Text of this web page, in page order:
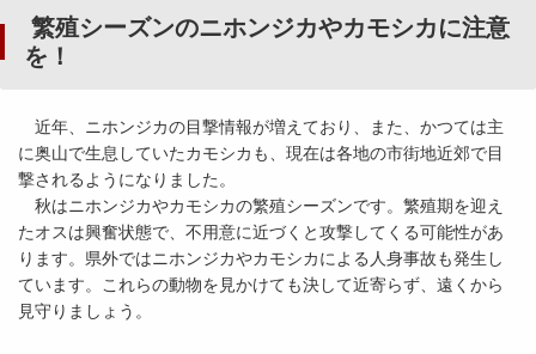
繁殖シーズンのニホンジカやカモシカに注意
を！
近年、ニホンジカの目撃情報が増えており、また、かつては主
に奥山で生息していたカモシカも、現在は各地の市街地近郊で目
撃されるようになりました。
秋はニホンジカやカモシカの繁殖シーズンです。繁殖期を迎え
たオスは興奮状態で、不用意に近づくと攻撃してくる可能性があ
ります。県外ではニホンジカやカモシカによる人身事故も発生し
ています。これらの動物を見かけても決して近寄らず、遠くから
見守りましょう。